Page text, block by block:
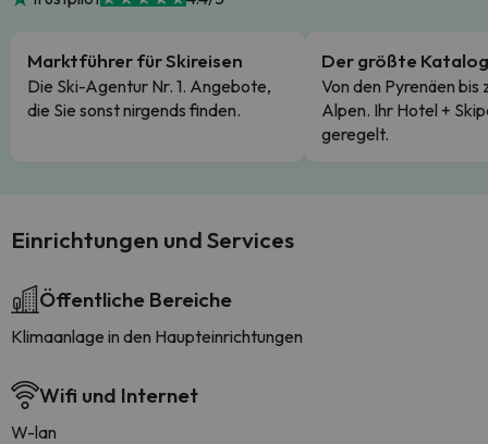
Marktführer für Skireisen
Die Ski-Agentur Nr. 1. Angebote,
die Sie sonst nirgends finden.
Der größte Katalog
Von den Pyrenäen bis
Alpen. Ihr Hotel +
geregelt.
Einrichtungen und Services
Öffentliche Bereiche
Klimaanlage in den Haupteinrichtungen
Wifi und Internet
W-lan